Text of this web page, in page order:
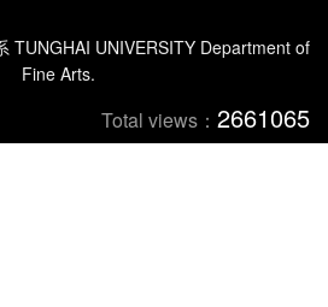
TUNGHAI UNIVERSITY Department of
Fine Arts.
Total views： 2661065